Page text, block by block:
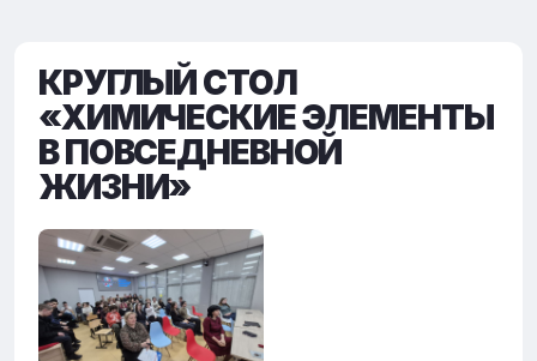
КРУГЛЫЙ СТОЛ
«ХИМИЧЕСКИЕ ЭЛЕМЕНТЫ
В ПОВСЕДНЕВНОЙ
ЖИЗНИ»